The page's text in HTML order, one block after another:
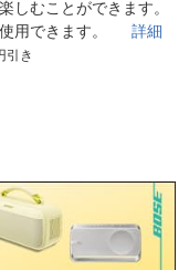
しむことができます。
使用できます。 詳細
引き